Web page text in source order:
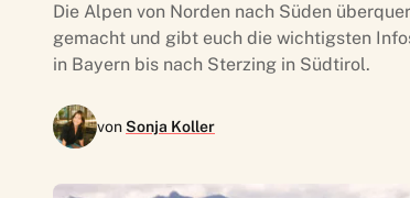
Die Alpen von Norden nach Süden
gemacht und gibt euch die wichtigsten
in Bayern bis nach Sterzing in Südtirol.
vonSonja Koller